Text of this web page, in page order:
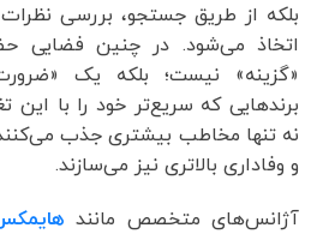
بلکه از طریق جستجو، بررسی
اتخاذ می‌شود. در چنین فضایی
«گزینه» نیست؛ بلکه یک
برندهایی که سریع‌تر خود را با
نه تنها مخاطب بیشتری جذب
و وفاداری بالاتری نیز می‌سازند.
آژانس‌های متخصص مانند